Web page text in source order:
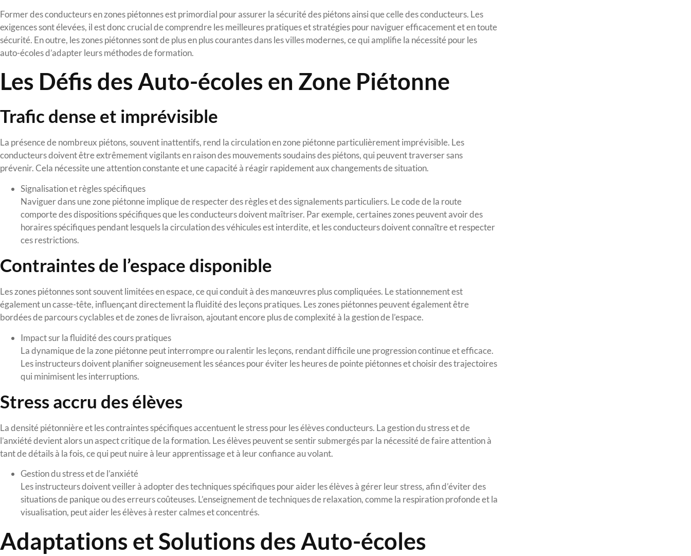
Former des conducteurs en zones piétonnes est primordial pour assurer la sécurité des piétons ainsi que celle des conducteurs. Les
exigences sont élevées, il est donc crucial de comprendre les meilleures pratiques et stratégies pour naviguer efficacement et en toute
sécurité. En outre, les zones piétonnes sont de plus en plus courantes dans les villes modernes, ce qui amplifie la nécessité pour les
auto-écoles d’adapter leurs méthodes de formation.
Les Défis des Auto-écoles en Zone Piétonne
Trafic dense et imprévisible
La présence de nombreux piétons, souvent inattentifs, rend la circulation en zone piétonne particulièrement imprévisible. Les
conducteurs doivent être extrêmement vigilants en raison des mouvements soudains des piétons, qui peuvent traverser sans
prévenir. Cela nécessite une attention constante et une capacité à réagir rapidement aux changements de situation.
Signalisation et règles spécifiques
Naviguer dans une zone piétonne implique de respecter des règles et des signalements particuliers. Le code de la route
comporte des dispositions spécifiques que les conducteurs doivent maîtriser. Par exemple, certaines zones peuvent avoir des
horaires spécifiques pendant lesquels la circulation des véhicules est interdite, et les conducteurs doivent connaître et respecter
ces restrictions.
Contraintes de l’espace disponible
Les zones piétonnes sont souvent limitées en espace, ce qui conduit à des manœuvres plus compliquées. Le stationnement est
également un casse-tête, influençant directement la fluidité des leçons pratiques. Les zones piétonnes peuvent également être
bordées de parcours cyclables et de zones de livraison, ajoutant encore plus de complexité à la gestion de l’espace.
Impact sur la fluidité des cours pratiques
La dynamique de la zone piétonne peut interrompre ou ralentir les leçons, rendant difficile une progression continue et efficace.
Les instructeurs doivent planifier soigneusement les séances pour éviter les heures de pointe piétonnes et choisir des trajectoires
qui minimisent les interruptions.
Stress accru des élèves
La densité piétonnière et les contraintes spécifiques accentuent le stress pour les élèves conducteurs. La gestion du stress et de
l’anxiété devient alors un aspect critique de la formation. Les élèves peuvent se sentir submergés par la nécessité de faire attention à
tant de détails à la fois, ce qui peut nuire à leur apprentissage et à leur confiance au volant.
Gestion du stress et de l’anxiété
Les instructeurs doivent veiller à adopter des techniques spécifiques pour aider les élèves à gérer leur stress, afin d’éviter des
situations de panique ou des erreurs coûteuses. L’enseignement de techniques de relaxation, comme la respiration profonde et la
visualisation, peut aider les élèves à rester calmes et concentrés.
Adaptations et Solutions des Auto-écoles